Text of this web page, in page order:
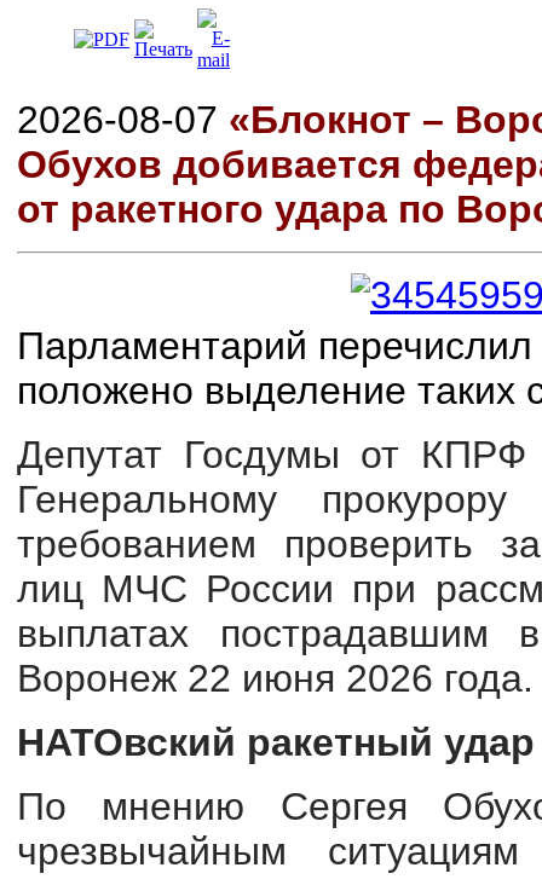
2026-08-07 «Блокнот –
Обухов добивается
от ракетного удара по
Парламентарий
положено выделение таких
Депутат Госдумы от КПРФ
Генеральному
требованием проверить
лиц МЧС России при
выплатах пострадавшим
Воронеж 22 июня 2026 года.
НАТОвский ракетный
По мнению Сергея
чрезвычайным